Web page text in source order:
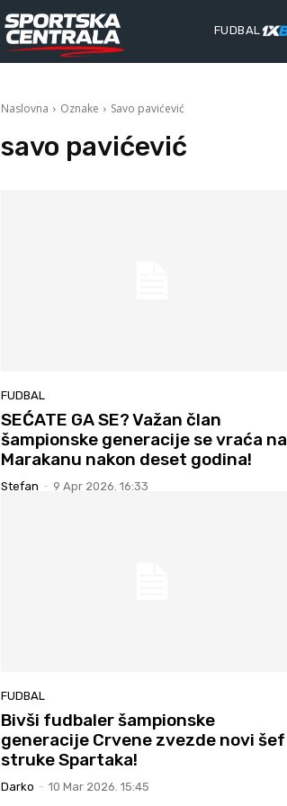
FUDBAL
Naslovna Oznake Savo pavićević
savo pavićević
FUDBAL
SEĆATE GA SE? Važan član
šampionske generacije se vraća na
Marakanu nakon deset godina!
Stefan - 9 Apr 2026. 16:33
FUDBAL
Bivši fudbaler šampionske
generacije Crvene zvezde novi šef
struke Spartaka!
Darko - 10 Mar 2026. 15:45